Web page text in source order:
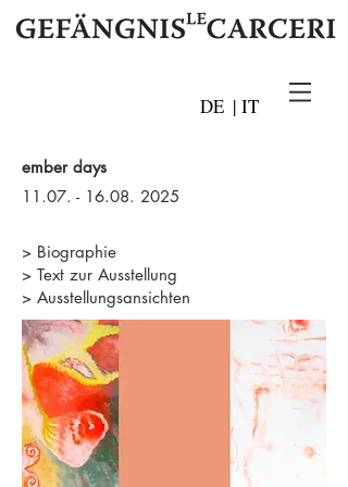
DE | IT
ember days
11.07. - 16.08. 2025
> Biographie
> Text zur Ausstellung
> Ausstellungsansichten